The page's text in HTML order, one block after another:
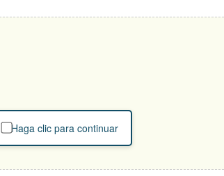
Haga clic para continuar